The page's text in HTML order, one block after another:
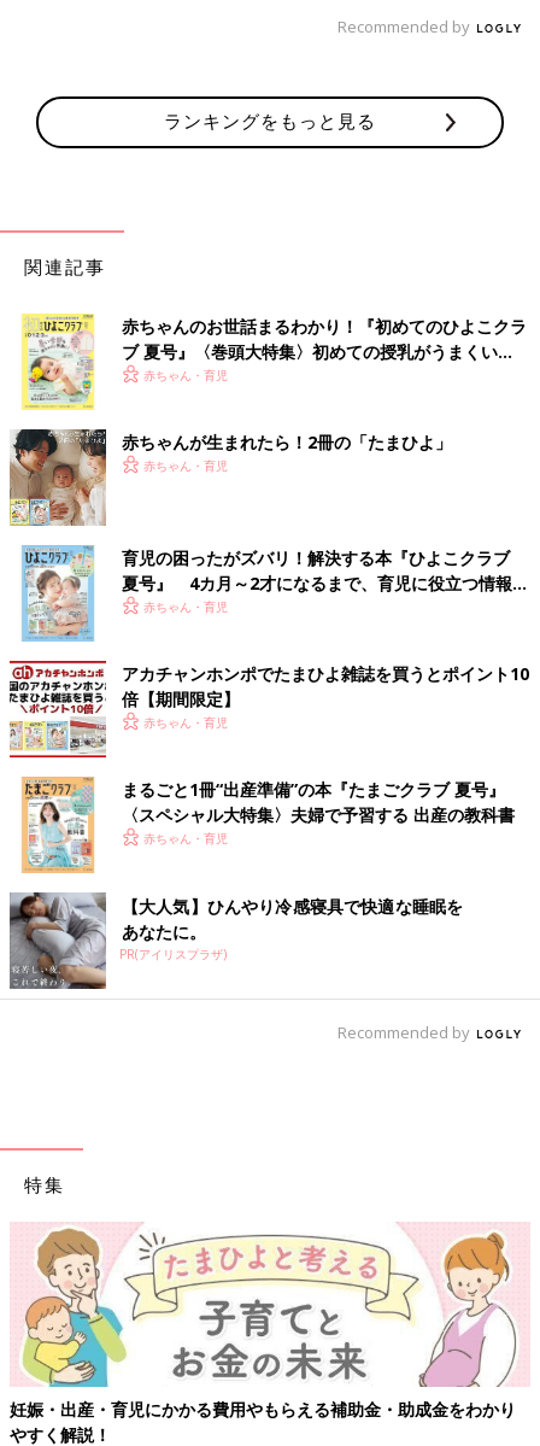
Recommended by
ランキングをもっと見る
関連記事
赤ちゃんのお世話まるわかり！『初めてのひよこクラ
ブ 夏号』〈巻頭大特集〉初めての授乳がうまくい
く！ おっぱい・ミルクの基本と夏のトラブル 解決テ
赤ちゃん・育児
赤ちゃんが生まれたら！2冊の「たまひよ」
赤ちゃん・育児
育児の困ったがズバリ！解決する本『ひよこクラブ
夏号』 4カ月～2才になるまで、育児に役立つ情報が
いっぱい！
赤ちゃん・育児
アカチャンホンポでたまひよ雑誌を買うとポイント10
倍【期間限定】
赤ちゃん・育児
まるごと1冊“出産準備”の本『たまごクラブ 夏号』
〈スペシャル大特集〉夫婦で予習する 出産の教科書
赤ちゃん・育児
【大人気】ひんやり冷感寝具で快適な睡眠を
あなたに。
PR(アイリスプラザ)
Recommended by
特集
助金・助成金をわかり 【ワクチン接種できるものも】妊婦の感